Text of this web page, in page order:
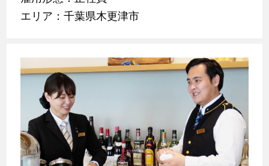
エリア：千葉県木更津市